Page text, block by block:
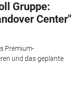
Gruppe:
Center"
Premium-
und das geplante